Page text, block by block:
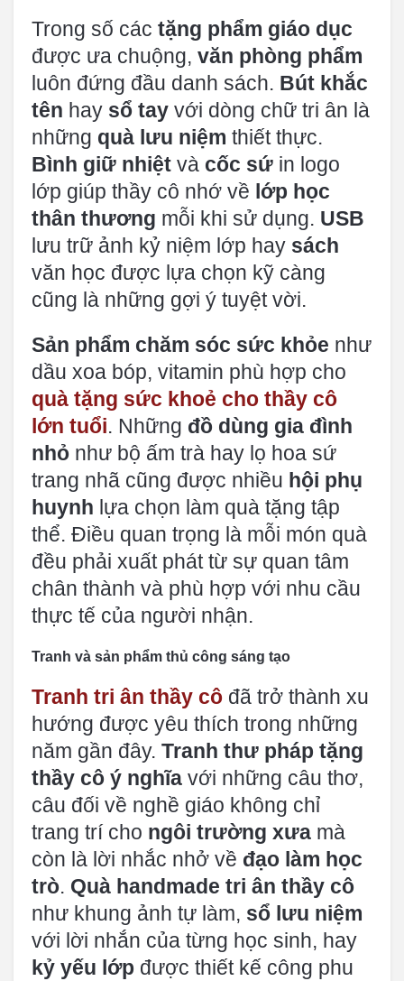
Trong số các tặng phẩm giáo dục
được ưa chuộng, văn phòng phẩm
luôn đứng đầu danh sách. Bút khắc
tên hay sổ tay với dòng chữ tri ân là
những quà lưu niệm thiết thực.
Bình giữ nhiệt và cốc sứ in logo
lớp giúp thầy cô nhớ về lớp học
thân thương mỗi khi sử dụng. USB
lưu trữ ảnh kỷ niệm lớp hay sách
văn học được lựa chọn kỹ càng
cũng là những gợi ý tuyệt vời.
Sản phẩm chăm sóc sức khỏe như
dầu xoa bóp, vitamin phù hợp cho
quà tặng sức khoẻ cho thầy cô
lớn tuổi. Những đồ dùng gia đình
nhỏ như bộ ấm trà hay lọ hoa sứ
trang nhã cũng được nhiều hội phụ
huynh lựa chọn làm quà tặng tập
thể. Điều quan trọng là mỗi món quà
đều phải xuất phát từ sự quan tâm
chân thành và phù hợp với nhu cầu
thực tế của người nhận.
Tranh và sản phẩm thủ công sáng tạo
Tranh tri ân thầy cô đã trở thành xu
hướng được yêu thích trong những
năm gần đây. Tranh thư pháp tặng
thầy cô ý nghĩa với những câu thơ,
câu đối về nghề giáo không chỉ
trang trí cho ngôi trường xưa mà
còn là lời nhắc nhở về đạo làm học
trò. Quà handmade tri ân thầy cô
như khung ảnh tự làm, sổ lưu niệm
với lời nhắn của từng học sinh, hay
kỷ yếu lớp được thiết kế công phu